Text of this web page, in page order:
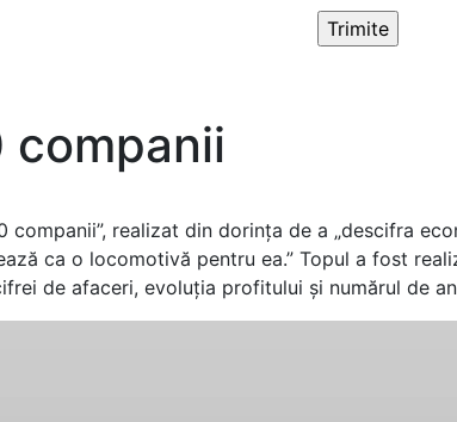
companii
companii”, realizat din dorința de a „descifra
ca o locomotivă pentru ea.” Topul a fost
de afaceri, evoluția profitului și numărul de